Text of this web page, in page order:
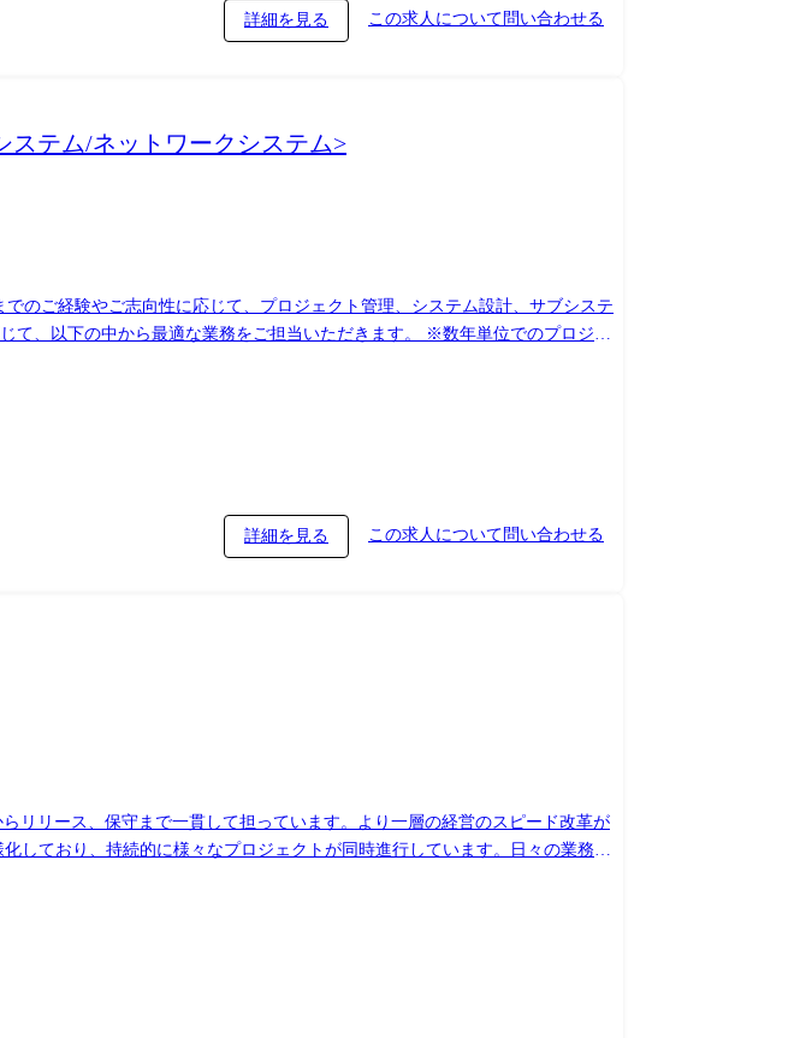
詳細を見る この求人について問い合わせる
ステム/ネットワークシステム>
のご経験やご志向性に応じて、プロジェクト管理、システム設計、サブシステ
に従事することができ、各技術分野のスペシャリストと切磋琢磨し、スキル向
詳細を見る この求人について問い合わせる
リリース、保守まで一貫して担っています。より一層の経営のスピード改革が
しており、持続的に様々なプロジェクトが同時進行しています。日々の業務で